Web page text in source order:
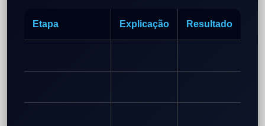
Etapa Explicação Resultado